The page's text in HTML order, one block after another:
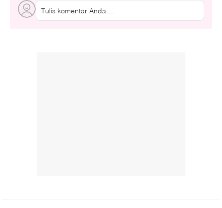
Tulis komentar Anda....